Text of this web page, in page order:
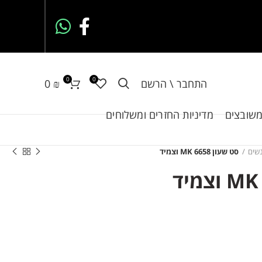
התחבר \ הרשם 0
0
0 ₪
מדיניות החזרים ומשלוחים
סט שעון MK 6658 וצמיד